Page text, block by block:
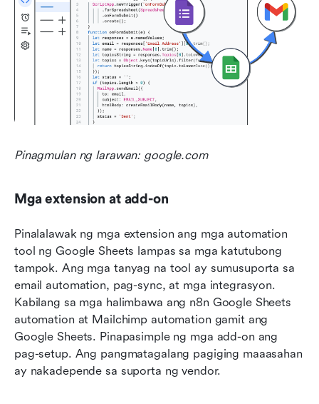
Pinagmulan ng larawan: google.com
Mga extension at add-on
Pinalalawak ng mga extension ang mga automation
tool ng Google Sheets lampas sa mga katutubong
tampok. Ang mga tanyag na tool ay sumusuporta sa
email automation, pag-sync, at mga integrasyon.
Kabilang sa mga halimbawa ang n8n Google Sheets
automation at Mailchimp automation gamit ang
Google Sheets. Pinapasimple ng mga add-on ang
pag-setup. Ang pangmatagalang pagiging maaasahan
ay nakadepende sa suporta ng vendor.